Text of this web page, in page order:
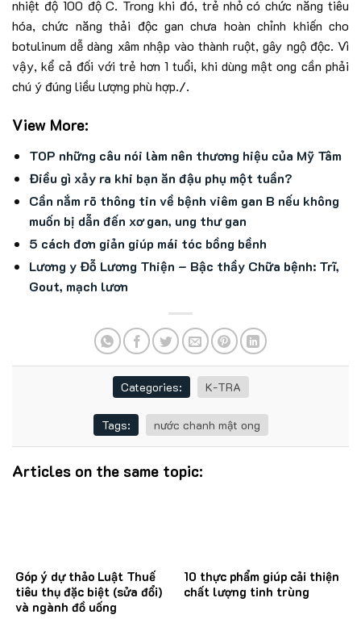
nhiệt độ 100 độ C. Trong khi đó, trẻ nhỏ có chức năng tiêu
hóa, chức năng thải độc gan chưa hoàn chỉnh khiến cho
botulinum dễ dàng xâm nhập vào thành ruột, gây ngộ độc. Vì
vậy, kể cả đối với trẻ hơn 1 tuổi, khi dùng mật ong cần phải
chú ý đúng liều lượng phù hợp./.
View More:
TOP những câu nói làm nên thương hiệu của Mỹ Tâm
Điều gì xảy ra khi bạn ăn đậu phụ một tuần?
Cần nắm rõ thông tin về bệnh viêm gan B nếu không
muốn bị dẫn đến xơ gan, ung thư gan
5 cách đơn giản giúp mái tóc bồng bềnh
Lương y Đỗ Lương Thiện – Bậc thầy Chữa bệnh: Trĩ,
Gout, mạch lươn
Categories: K-TRA
Tags: nước chanh mật ong
Articles on the same topic:
Góp ý dự thảo Luật Thuế
tiêu thụ đặc biệt (sửa đổi)
và ngành đồ uống
10 thực phẩm giúp cải thiện
chất lượng tinh trùng